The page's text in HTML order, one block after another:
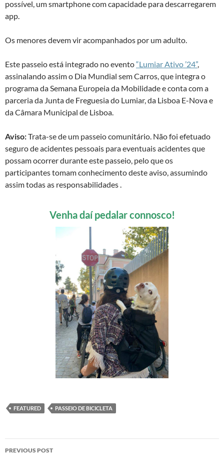
possível, um smartphone com capacidade para descarregarem
app.
Os menores devem vir acompanhados por um adulto.
Este passeio está integrado no evento“Lumiar Ativo ’24”,
assinalando assim o Dia Mundial sem Carros, que integra o
programa da Semana Europeia da Mobilidade e conta com a
parceria da Junta de Freguesia do Lumiar, da Lisboa E-Nova e
da Câmara Municipal de Lisboa.
Aviso:Trata-se de um passeio comunitário. Não foi efetuado
seguro de acidentes pessoais para eventuais acidentes que
possam ocorrer durante este passeio, pelo que os
participantes tomam conhecimento deste aviso, assumindo
assim todas as responsabilidades .
Venha daí pedalar connosco!
FEATURED PASSEIO DE BICICLETA
Post
PREVIOUS POST